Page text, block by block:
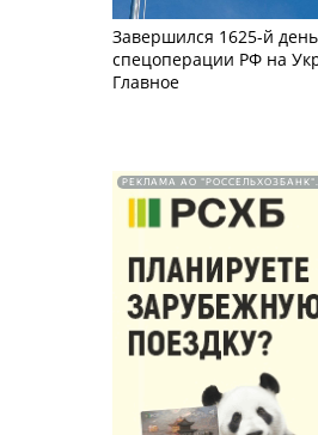
Завершился 1625-й день
спецоперации РФ на
Главное
РЕКЛАМА АО "РОССЕЛЬХОЗБАНК".